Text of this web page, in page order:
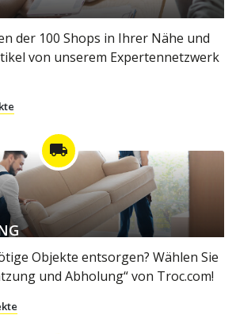
der 100 Shops in Ihrer Nähe und
von unserem Expertennetzwerk
local_shipping
Objekte entsorgen? Wählen Sie
und Abholung“ von Troc.com!